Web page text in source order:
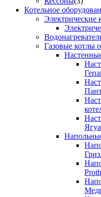
Котельное
Электрические
Газовые котлы